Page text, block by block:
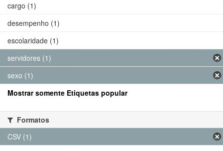
cargo (1)
desempenho (1)
escolaridade (1)
servidores (1)
sexo (1)
Mostrar somente Etiquetas popular
Formatos
CSV (1)